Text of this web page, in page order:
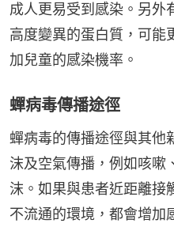
成人更易受到感染。另外
高度變異的蛋白質，可能
加兒童的感染機率。
蟬病毒傳播途徑
蟬病毒的傳播途徑與其他
沫及空氣傳播，例如咳嗽
沫。如果與患者近距離接
不流通的環境，都會增加